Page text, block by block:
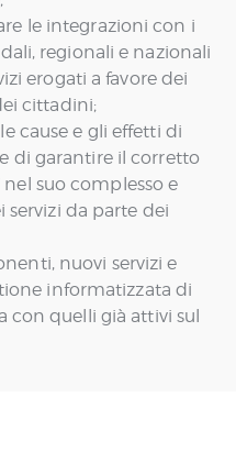
le integrazioni con i
regionali e nazionali
erogati a favore dei
cittadini;
cause e gli effetti di
di garantire il corretto
suo complesso e
da parte dei
nuovi servizi e
informatizzata di
con quelli già attivi sul